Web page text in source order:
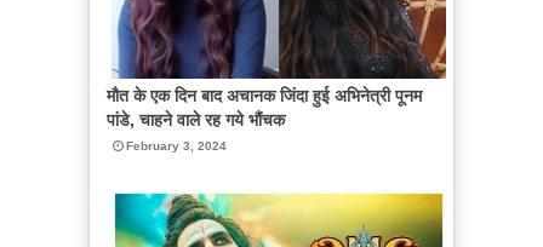
मौत के एक दिन बाद अचानक जिंदा हुई अभिनेत्री पूनम
पांडे, चाहने वाले रह गये भौंचक
February 3, 2024